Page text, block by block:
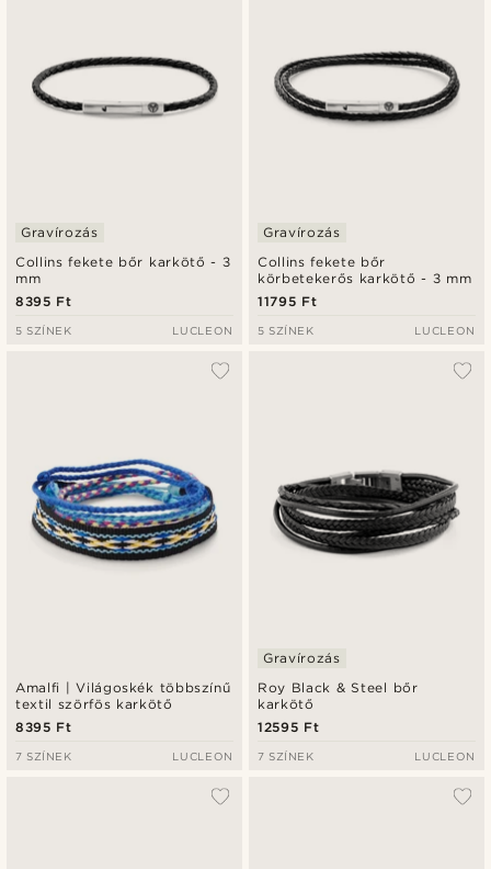
Collins fekete bőr karkötő - 3
mm
Gravírozás
8395 Ft
5 SZÍNEK LUCLEON
Collins fekete bőr
körbetekerős karkötő - 3 mm
Gravírozás
11795 Ft
5 SZÍNEK LUCLEON
Amalfi | Világoskék többszínű
textil szörfös karkötő
8395 Ft
7 SZÍNEK LUCLEON
Roy Black & Steel bőr
karkötő
Gravírozás
12595 Ft
7 SZÍNEK LUCLEON